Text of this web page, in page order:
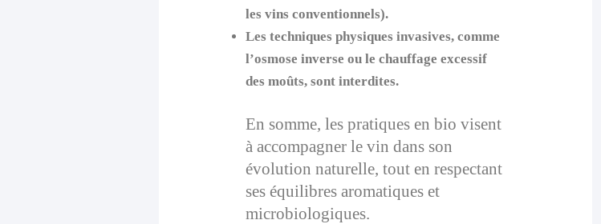
les vins conventionnels).
Les techniques physiques invasives, comme
l’osmose inverse ou le chauffage excessif
des moûts, sont interdites.
En somme, les pratiques en bio visent
à accompagner le vin dans son
évolution naturelle, tout en respectant
ses équilibres aromatiques et
microbiologiques.